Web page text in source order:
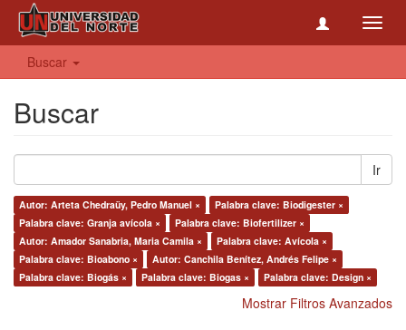
Buscar
Buscar
Ir
Autor: Arteta Chedraüy, Pedro Manuel ×
Palabra clave: Biodigester ×
Palabra clave: Granja avícola ×
Palabra clave: Biofertilizer ×
Autor: Amador Sanabria, Maria Camila ×
Palabra clave: Avícola ×
Palabra clave: Bioabono ×
Autor: Canchila Benítez, Andrés Felipe ×
Palabra clave: Biogás ×
Palabra clave: Biogas × Palabra clave: Design ×
Mostrar Filtros Avanzados